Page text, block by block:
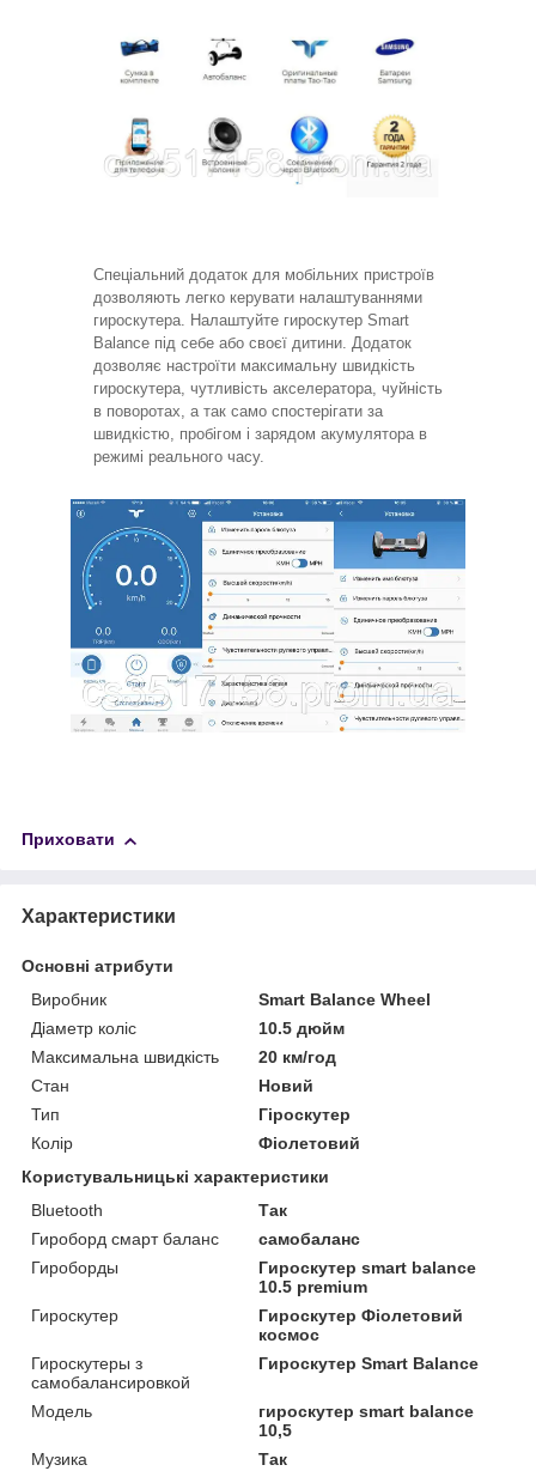
Спеціальний додаток для мобільних пристроїв
дозволяють легко керувати налаштуваннями
гироскутера. Налаштуйте гироскутер Smart
Balance під себе або своєї дитини. Додаток
дозволяє настроїти максимальну швидкість
гироскутера, чутливість акселератора, чуйність
в поворотах, а так само спостерігати за
швидкістю, пробігом і зарядом акумулятора в
режимі реального часу.
Приховати
Характеристики
Основні атрибути
Виробник
Smart Balance Wheel
Діаметр коліс
10.5 дюйм
Максимальна швидкість
20 км/год
Стан
Новий
Тип
Гіроскутер
Колір
Фіолетовий
Користувальницькі характеристики
Bluetooth
Так
Гироборд смарт баланс
самобаланс
Гироборды
Гироскутер smart balance
10.5 premium
Гироскутер
Гироскутер Фіолетовий
космос
Гироскутеры з
самобалансировкой
Гироскутер Smart Balance
Модель
гироскутер smart balance
10,5
Музика
Так